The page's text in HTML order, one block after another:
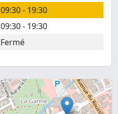
09:30 - 19:30
09:30 - 19:30
Fermé